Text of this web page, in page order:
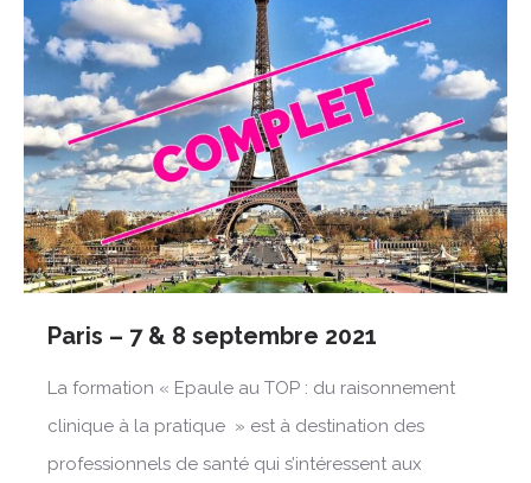
Paris – 7 & 8 septembre 2021
La formation « Epaule au TOP : du raisonnement
clinique à la pratique » est à destination des
professionnels de santé qui s’intéressent aux